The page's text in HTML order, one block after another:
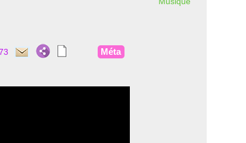
Méta